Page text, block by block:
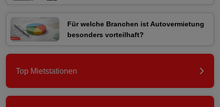
Für welche Branchen ist Autovermietung
besonders vorteilhaft?
Top Mietstationen